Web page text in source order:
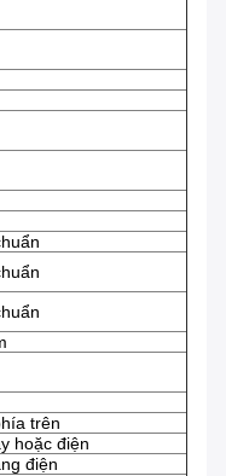
trên
hoặc điện
điện